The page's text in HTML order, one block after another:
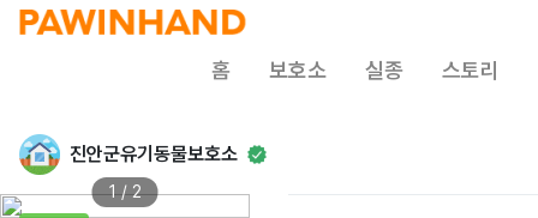
홈 보호소 실종 스토리
진안군유기동물보호소
1 / 2